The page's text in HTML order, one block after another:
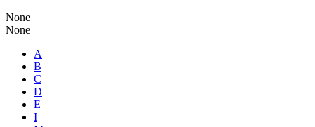
None
None
A
B
C
D
E
I